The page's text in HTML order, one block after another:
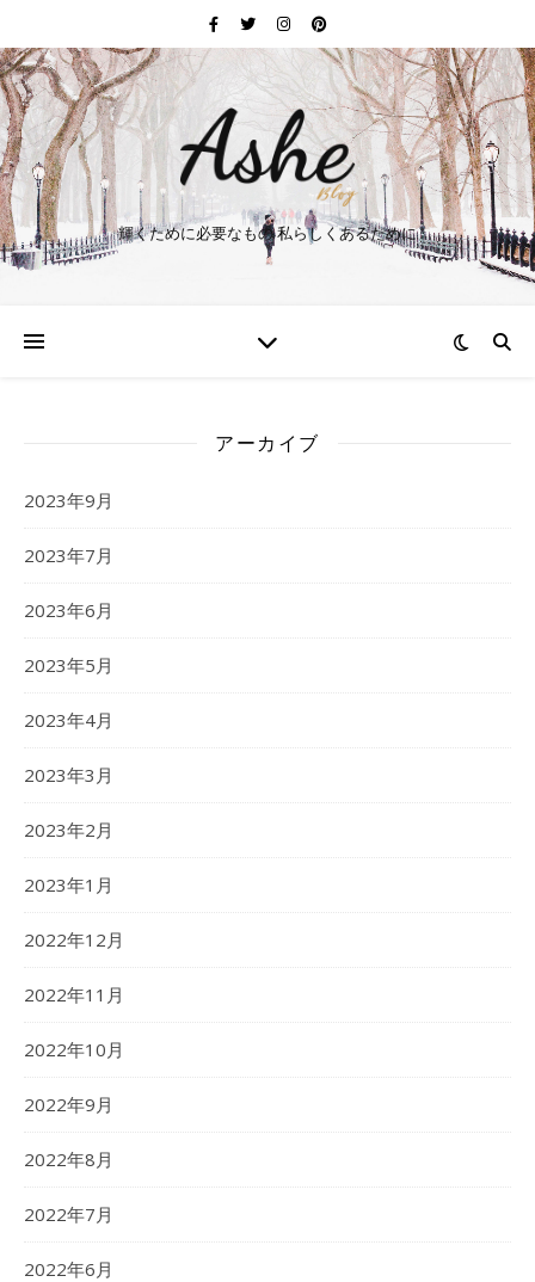
輝くために必要なもの 私らしくあるために
アーカイブ
2023年9月
2023年7月
2023年6月
2023年5月
2023年4月
2023年3月
2023年2月
2023年1月
2022年12月
2022年11月
2022年10月
2022年9月
2022年8月
2022年7月
2022年6月